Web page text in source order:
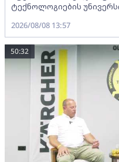
ტექნოლოგიების
2026/08/08 13:57
50:32